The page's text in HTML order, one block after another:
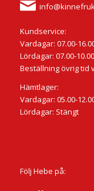
Kundservice:
Vardagar: 07.00-
Lördagar: 07.00-10.00
Beställning övrig tid
Hämtlager:
Vardagar: 05.00-
Lördagar: Stängt
Följ Hebe på: